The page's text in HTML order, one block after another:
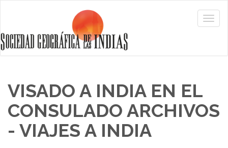
VISADO A INDIA EN EL
CONSULADO ARCHIVOS
- VIAJES A INDIA